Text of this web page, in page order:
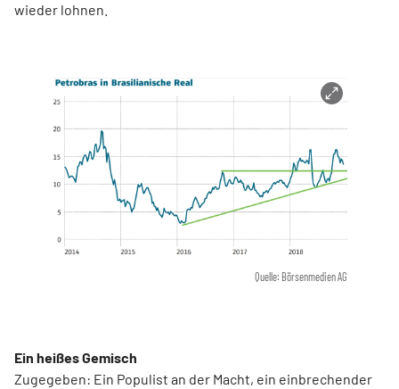
wieder lohnen.
Quelle: Börsenmedien AG
Ein heißes Gemisch
Zugegeben: Ein Populist an der Macht, ein einbrechender